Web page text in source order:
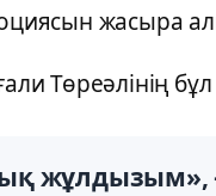
жасыра
Төреәлінің
жұлдызым»,